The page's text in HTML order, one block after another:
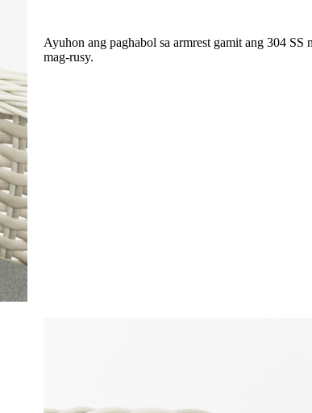
Ayuhon ang paghabol sa armrest gamit ang 304
mag-rusy.